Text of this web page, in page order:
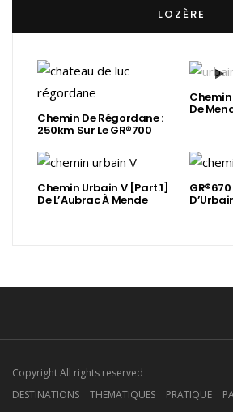
LOZÈRE
Chemin De Régordane :
250km Sur Le GR®700
De
Chemin Urbain V [Part.1]
De L’Aubrac À Mende
Copyright All rights reserved
DESTINATIONS
THEMATIQUES PRATIQUE